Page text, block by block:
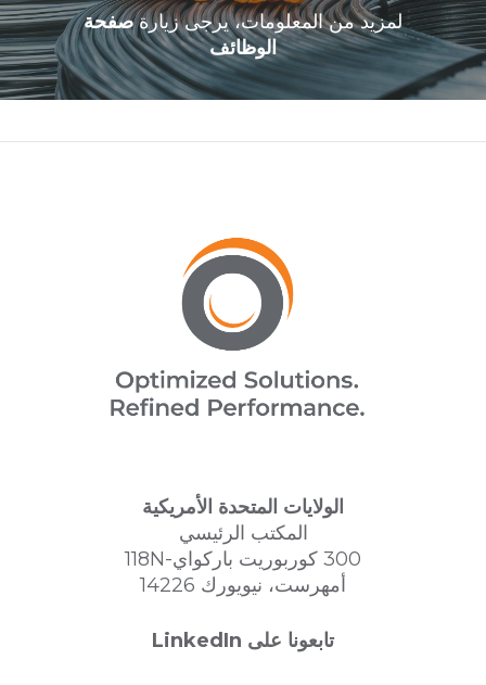
لمزيد من المعلومات، يرجى زيارةصفحة
الوظائف
الولايات المتحدة الأمريكية
المكتب الرئيسي
300 كوربوريت باركواي-118N
أمهرست، نيويورك 14226
تابعونا على LinkedIn